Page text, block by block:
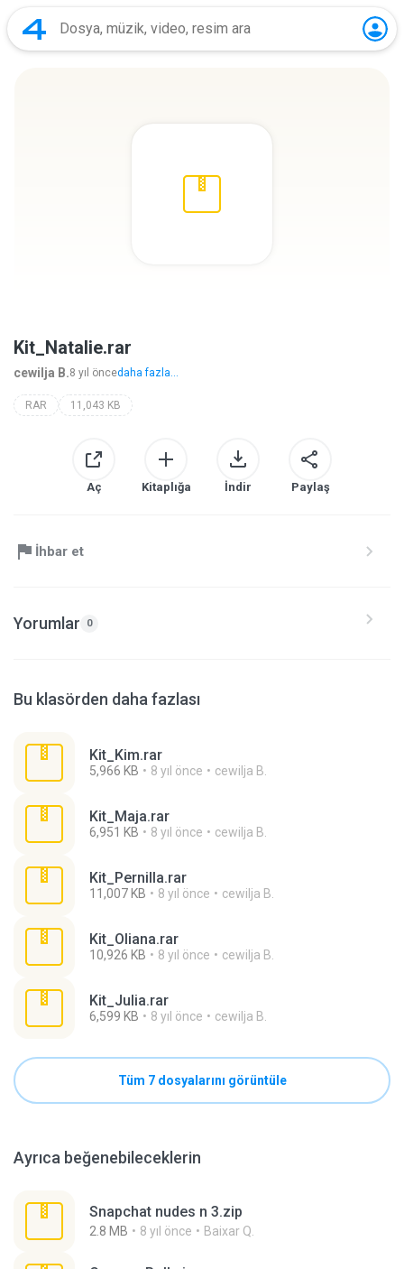
Kit_Natalie.rar
cewilja B.8 yıl öncedaha fazla...
RAR 11,043 KB
Aç Kitaplığa İndir Paylaş
İhbar et
Yorumlar 0
Bu klasörden daha fazlası
Kit_Kim.rar
5,966 KB 8 yıl önce cewilja B.
Kit_Maja.rar
6,951 KB 8 yıl önce cewilja B.
Kit_Pernilla.rar
11,007 KB 8 yıl önce cewilja B.
Kit_Oliana.rar
10,926 KB 8 yıl önce cewilja B.
Kit_Julia.rar
6,599 KB 8 yıl önce cewilja B.
Tüm 7 dosyalarını görüntüle
Ayrıca beğenebileceklerin
Snapchat nudes n 3.zip
2.8 MB 8 yıl önce Baixar Q.